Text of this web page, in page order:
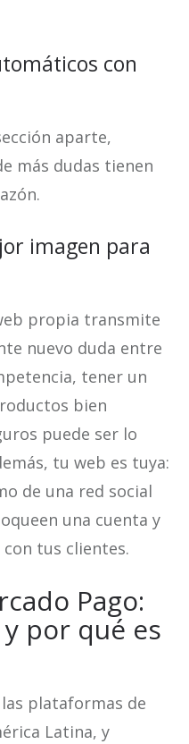
con
aparte,
más dudas tienen
imagen para
propia transmite
nuevo duda entre
tener un
bien
puede ser lo
tu web es tuya:
de una red social
una cuenta y
tus clientes.
Pago:
por qué es
plataformas de
Latina, y